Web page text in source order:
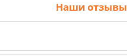
Наши отзывы